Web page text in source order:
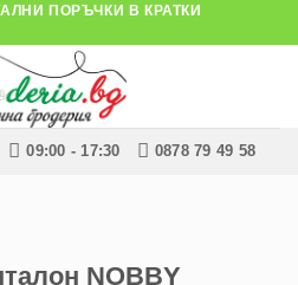
ПОРЪЧКИ В КРАТКИ
09:00 - 17:30 0878 79 49 58
NOBBY